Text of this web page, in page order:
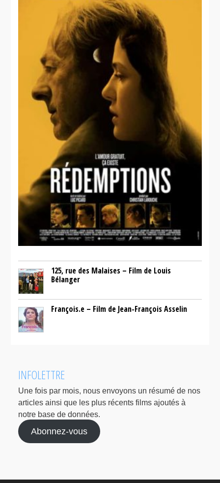
125, rue des Malaises – Film de Louis
Bélanger
François.e – Film de Jean-François Asselin
INFOLETTRE
Une fois par mois, nous envoyons un résumé de nos
articles ainsi que les plus récents films ajoutés à
notre base de données.
Abonnez-vous